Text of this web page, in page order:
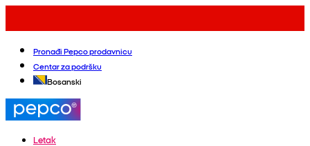
Pronađi Pepco prodavnicu
Centar za podršku
Bosanski
Letak